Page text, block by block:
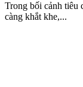
Trong bối cảnh tiêu
càng khắt khe,...